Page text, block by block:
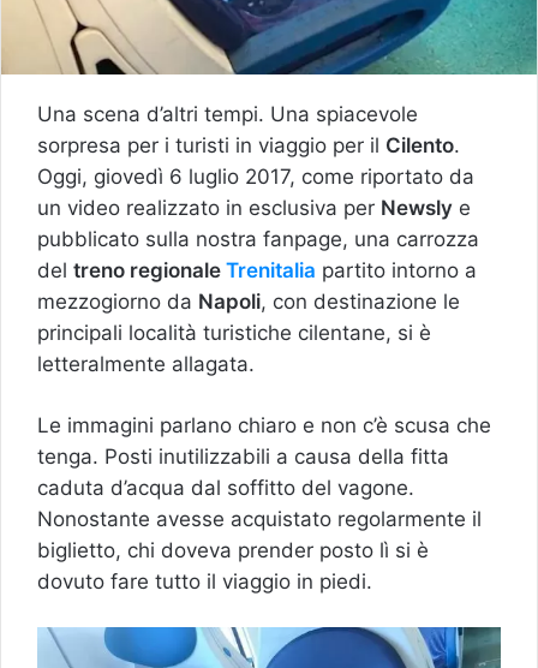
Una scena d’altri tempi. Una spiacevole
sorpresa per i turisti in viaggio per il Cilento.
Oggi, giovedì 6 luglio 2017, come riportato da
un video realizzato in esclusiva per Newsly e
pubblicato sulla nostra fanpage, una carrozza
del treno regionale Trenitalia partito intorno a
mezzogiorno da Napoli, con destinazione le
principali località turistiche cilentane, si è
letteralmente allagata.
Le immagini parlano chiaro e non c’è scusa che
tenga. Posti inutilizzabili a causa della fitta
caduta d’acqua dal soffitto del vagone.
Nonostante avesse acquistato regolarmente il
biglietto, chi doveva prender posto lì si è
dovuto fare tutto il viaggio in piedi.